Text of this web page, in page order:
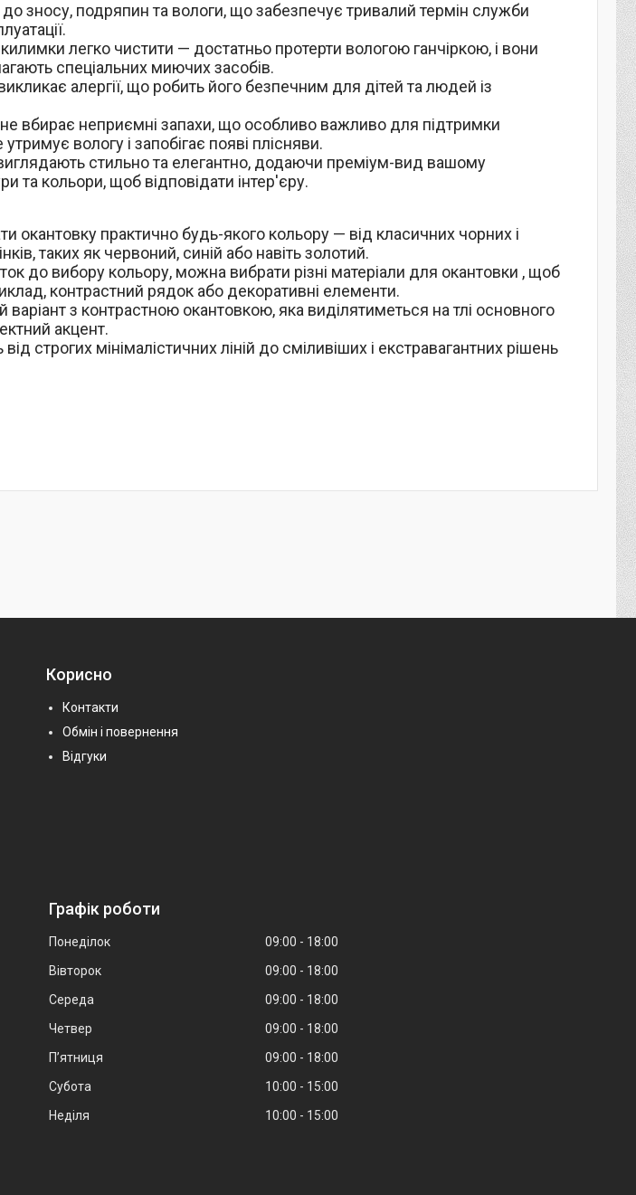
до зносу, подряпин та вологи, що забезпечує тривалий термін служби
килимки легко чистити — достатньо протерти вологою ганчіркою, і вони
спеціальних миючих засобів.
алергії, що робить його безпечним для дітей та людей із
не вбирає неприємні запахи, що особливо важливо для підтримки
вологу і запобігає появі плісняви.
стильно та елегантно, додаючи преміум-вид вашому
та кольори, щоб відповідати інтер'єру.
окантовку практично будь-якого кольору — від класичних чорних і
таких як червоний, синій або навіть золотий.
до вибору кольору, можна вибрати різні матеріали для окантовки , щоб
контрастний рядок або декоративні елементи.
з контрастною окантовкою, яка виділятиметься на тлі основного
акцент.
строгих мінімалістичних ліній до сміливіших і екстравагантних рішень
Корисно
Контакти
Обмін і повернення
Відгуки
Графік роботи
Понеділок 09:00
18:00
Вівторок
09:00
18:00
Середа
09:00
18:00
Четвер
09:00
18:00
Пʼятниця
09:00
18:00
Субота
10:00
15:00
Неділя
10:00 15:00